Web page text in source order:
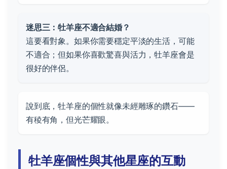
迷思三：牡羊座不適合結婚？
這要看對象。如果你需要穩定平淡的生活，可能
不適合；但如果你喜歡驚喜與活力，牡羊座會是
很好的伴侶。
說到底，牡羊座的個性就像未經雕琢的鑽石——
有稜有角，但光芒耀眼。
牡羊座個性與其他星座的互動